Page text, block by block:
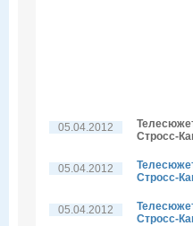
05.04.2012
Стросс-
05.04.2012
Стросс-
05.04.2012
Стросс-